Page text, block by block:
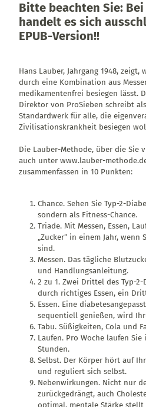
Bitte beachten Sie:
handelt es sich
EPUB-Version!!
Hans Lauber, Jahrgang 1948, zeigt,
durch eine Kombination aus
medikamentenfrei besiegen lässt.
Direktor von ProSieben schreibt
Standardwerk für alle, die
Zivilisationskrankheit besiegen
Die Lauber-Methode, über die Sie
auch unter www.lauber-
zusammenfassen in 10 Punkten:
Chance. Sehen Sie Typ-2-
sondern als Fitness-Chance.
Triade. Mit Messen, Essen,
„Zucker“ in einem Jahr,
sind.
Messen. Das tägliche
und Handlungsanleitung.
2 zu 1. Zwei Drittel des Typ-
durch richtiges Essen, ein
Essen. Eine
sequentiell genießen, wird
Tabu. Süßigkeiten, Cola und
Laufen. Pro Woche laufen
Stunden.
Selbst. Der Körper hört auf
und reguliert sich selbst.
Nebenwirkungen. Nicht nur
zurückgedrängt, auch